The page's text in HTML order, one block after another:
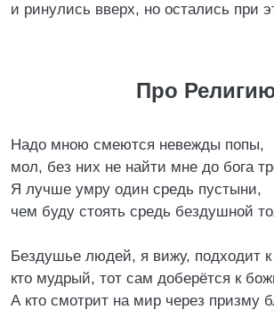
и ринулись вверх, но остались при
Про
Надо мною смеются невежды попы,
мол, без них не найти мне до бога
Я лучше умру один средь пустыни,
чем буду стоять средь бездушной
Бездушье людей, я вижу, подходит к
кто мудрый, тот сам доберётся к
А кто смотрит на мир через призму